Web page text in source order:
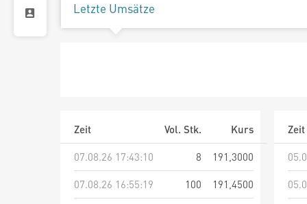
Letzte Umsätze
Zeit Vol. Stk.
Kurs
07.08.26 17:43:10
8
191,3000
07.08.26 16:55:19
100
191,4500
Zeit